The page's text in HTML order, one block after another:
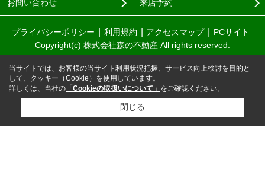
お問い合わせ 来店予約
プライバシーポリシー 利用規約 アクセスマップ
PCサイト
Copyright(c) 株式会社森の不動産 All rights reserved.
当サイトでは、お客様の当サイト利用状況把握、サービス向上検討を目的と
して、クッキー（Cookie）を使用しています。
詳しくは、当社の 「Cookieの取扱いについて」 をご確認ください。
閉じる